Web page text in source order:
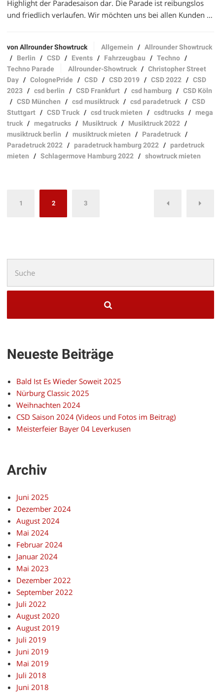
Highlight der Paradesaison dar. Die Parade ist reibungslos
und friedlich verlaufen. Wir möchten uns bei allen Kunden …
von Allrounder Showtruck Allgemein /Allrounder Showtruck
/ Berlin /CSD / Events / Fahrzeugbau /Techno /
Techno Parade
Allrounder-Showtruck/Christopher Street
Day /ColognePride /CSD /CSD 2019 /CSD 2022 /CSD
2023 /csd berlin /CSD Frankfurt /csd hamburg /CSD Köln
/CSD München /csd musiktruck/csd paradetruck/CSD
Stuttgart /CSD Truck/csd truck mieten /csdtrucks /mega
truck/megatrucks / Musiktruck/ Musiktruck 2022 /
musiktruck berlin /musiktruck mieten / Paradetruck/
Paradetruck 2022 /paradetruck hamburg 2022 /pardetruck
mieten /Schlagermove Hamburg 2022 /showtruck mieten
Seitennummerierung
1 2 3
nach:
Neueste Beiträge
Bald Ist Es Wieder Soweit 2025
Nürburg Classic 2025
Weihnachten 2024
CSD Saison 2024 (Videos und Fotos im Beitrag)
Meisterfeier Bayer 04 Leverkusen
Archiv
Juni 2025
Dezember 2024
August 2024
Mai 2024
Februar 2024
Januar 2024
Mai 2023
Dezember 2022
September 2022
Juli 2022
August 2020
August 2019
Juli 2019
Juni 2019
Mai 2019
Juli 2018
Juni 2018